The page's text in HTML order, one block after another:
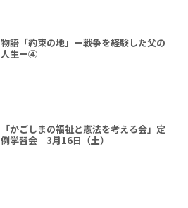
物語「約束の地」ー戦争を経験した父の
人生ー④
「かごしまの福祉と憲法を考える会」定
例学習会 3月16日（土）